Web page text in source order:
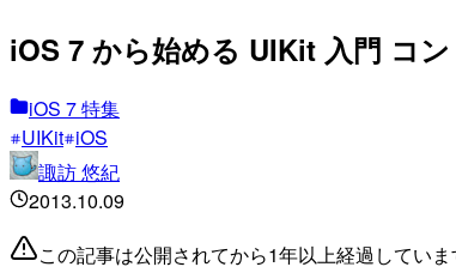
iOS 7 から始める UIKit 入門 コ
iOS 7 特集
UIKit iOS
諏訪 悠紀
2013.10.09
この記事は公開されてから1年以上経過してい